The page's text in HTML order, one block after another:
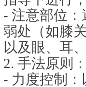
- 注意部位
弱处（如膝
以及眼、耳
2. 手法原则
- 力度控制